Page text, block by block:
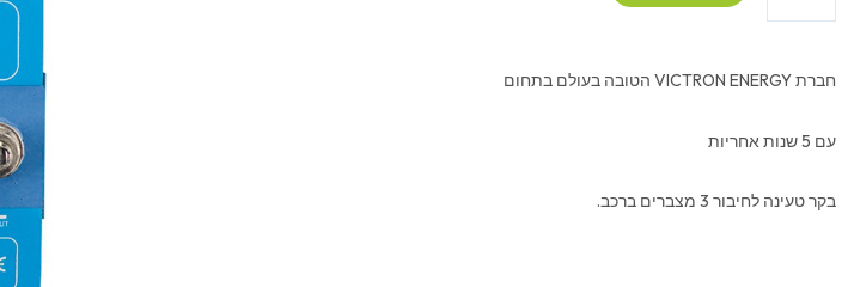
battery
-
חברת VICTRON ENERGY הטובה בעולם בתחום
עם 5 שנות אחריות
בקר טעינה לחיבור 3 מצברים ברכב.